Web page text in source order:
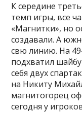
К середине
темп игры, все
«Магнитки», но
создавали. А
свю линию. На
подхватил
себя двух
на Никиту
магнитогорец
сегодня у